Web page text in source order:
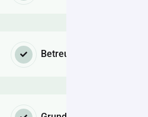
Betreuungsleistungen